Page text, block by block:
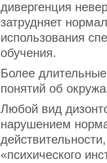
дивергенция
затрудняет
использования
обучения.
Более
понятий об
Любой вид
нарушением
«психического